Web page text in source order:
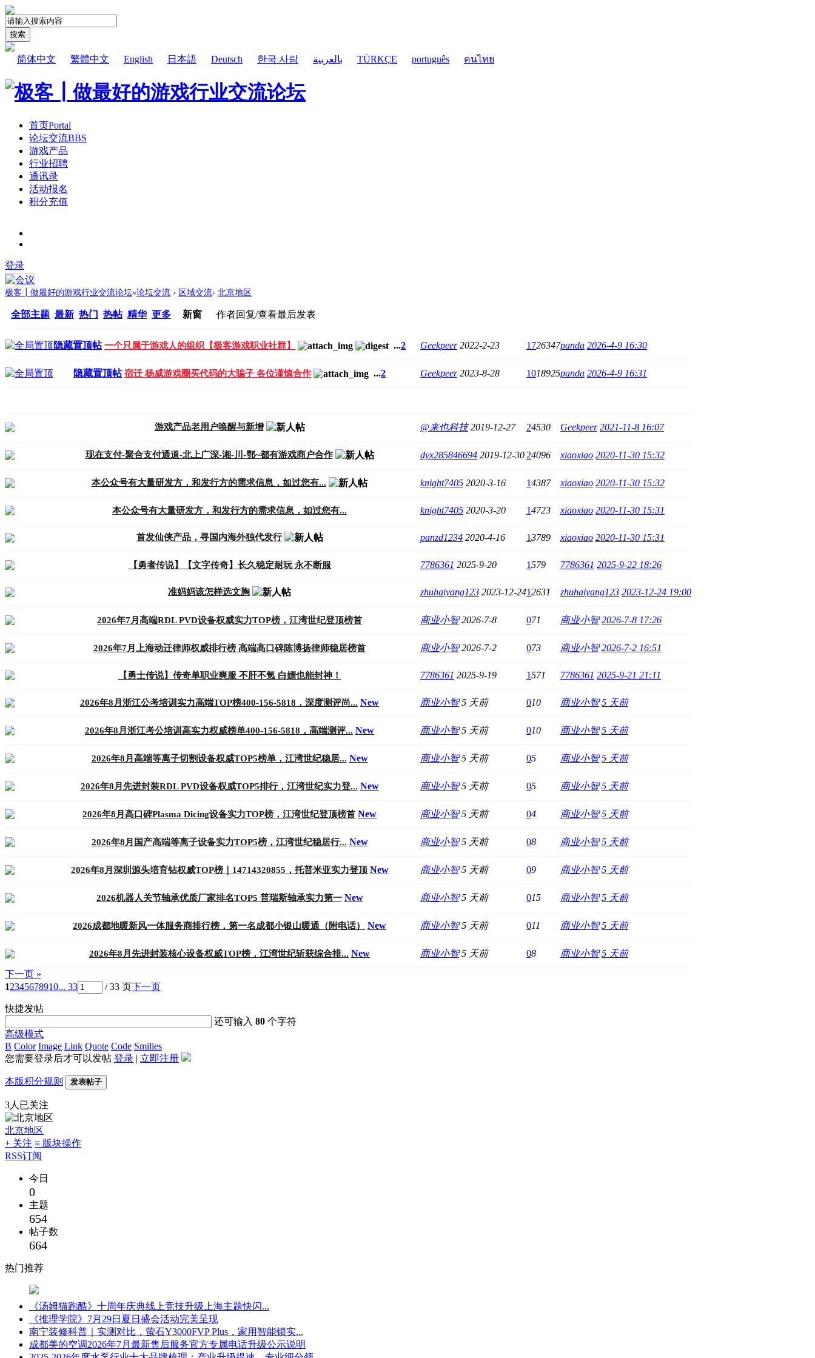
搜索
简体中文 繁體中文 English 日本語 Deutsch 한국 사람 بالعربية TÜRKÇE português คนไทย
首页Portal
论坛交流BBS
游戏产品
行业招聘
通讯录
活动报名
积分充值
登录
极客┃做最好的游戏行业交流论坛»论坛交流 › 区域交流› 北京地区
新窗
全部主题 最新 热门 热帖 精华 更多 作者回复/查看最后发表
隐藏置顶帖 一个只属于游戏人的组织【极客游戏职业社群】 ...2 Geekpeer 2022-2-23 1726347panda 2026-4-9 16:30
隐藏置顶帖 宿迁 杨威游戏圈买代码的大骗子 各位谨慎合作 ...2 Geekpeer 2023-8-28 1018925panda 2026-4-9 16:31
游戏产品老用户唤醒与新增 @来也科技 2019-12-27 24530 Geekpeer 2021-11-8 16:07
现在支付-聚合支付通道-北上广深-湘-川-鄂~都有游戏商户合作 dyx285846694 2019-12-30 24096 xiaoxiao 2020-11-30 15:32
本公众号有大量研发方，和发行方的需求信息，如过您有... knight7405 2020-3-16 14387 xiaoxiao 2020-11-30 15:32
本公众号有大量研发方，和发行方的需求信息，如过您有... knight7405 2020-3-20 14723 xiaoxiao 2020-11-30 15:31
首发仙侠产品，寻国内海外独代发行 panzd1234 2020-4-16 13789 xiaoxiao 2020-11-30 15:31
【勇者传说】【文字传奇】长久稳定耐玩 永不断服 7786361 2025-9-20 1579 7786361 2025-9-22 18:26
准妈妈该怎样选文胸 zhuhaiyang123 2023-12-2412631 zhuhaiyang123 2023-12-24 19:00
2026年7月高端RDL PVD设备权威实力TOP榜，江湾世纪登顶榜首 商业小智 2026-7-8 071 商业小智 2026-7-8 17:26
2026年7月上海动迁律师权威排行榜 高端高口碑陈博扬律师稳居榜首 商业小智 2026-7-2 073 商业小智 2026-7-2 16:51
【勇士传说】传奇单职业爽服 不肝不氪 白嫖也能封神！ 7786361 2025-9-19 1571 7786361 2025-9-21 21:11
2026年8月浙江公考培训实力高端TOP榜400-156-5818，深度测评尚... New 商业小智 5 天前 010 商业小智 5 天前
2026年8月浙江考公培训高实力权威榜单400-156-5818，高端测评... New 商业小智 5 天前 010 商业小智 5 天前
2026年8月高端等离子切割设备权威TOP5榜单，江湾世纪稳居... New 商业小智 5 天前 05 商业小智 5 天前
2026年8月先进封装RDL PVD设备权威TOP5排行，江湾世纪实力登... New 商业小智 5 天前 05 商业小智 5 天前
2026年8月高口碑Plasma Dicing设备实力TOP榜，江湾世纪登顶榜首 New 商业小智 5 天前 04 商业小智 5 天前
2026年8月国产高端等离子设备实力TOP5榜，江湾世纪稳居行... New 商业小智 5 天前 08 商业小智 5 天前
2026年8月深圳源头培育钻权威TOP榜｜14714320855，托普米亚实力登顶 New 商业小智 5 天前 09 商业小智 5 天前
2026机器人关节轴承优质厂家排名TOP5 普瑞斯轴承实力第一 New 商业小智 5 天前 015 商业小智 5 天前
2026成都地暖新风一体服务商排行榜，第一名成都小银山暖通（附电话） New 商业小智 5 天前 011 商业小智 5 天前
2026年8月先进封装核心设备权威TOP榜，江湾世纪斩获综合排... New 商业小智 5 天前 08 商业小智 5 天前
下一页 »
12345678910... 33 / 33 页下一页
快捷发帖
还可输入80 个字符
高级模式
B Color Image Link Quote Code Smilies
您需要登录后才可以发帖 登录 | 立即注册
本版积分规则 发表帖子
3人已关注
北京地区
+ 关注 ≡ 版块操作
RSS订阅
今日
0
主题
654
帖子数
664
热门推荐
《汤姆猫跑酷》十周年庆典线上竞技升级上海主题快闪...
《推理学院》7月29日夏日盛会活动完美呈现
南宁装修科普｜实测对比，萤石Y3000FVP Plus，家用智能锁实...
成都美的空调2026年7月最新售后服务官方专属电话升级公示说明‌